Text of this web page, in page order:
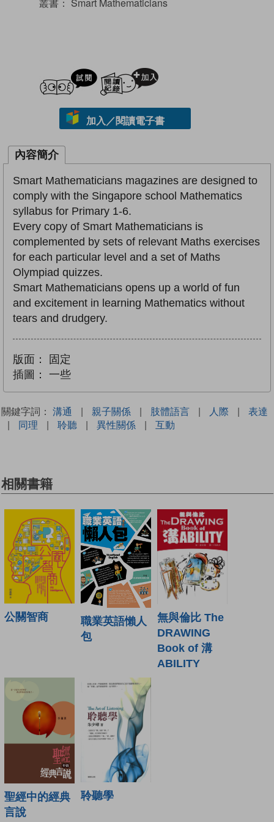
叢書： Smart Mathematicians
試閲
加入／閱讀電子書
內容簡介
Smart Mathematicians magazines are designed to
comply with the Singapore school Mathematics
syllabus for Primary 1-6.
Every copy of Smart Mathematicians is
complemented by sets of relevant Maths exercises
for each particular level and a set of Maths
Olympiad quizzes.
Smart Mathematicians opens up a world of fun
and excitement in learning Mathematics without
tears and drudgery.
版面：
固定
插圖：
一些
關鍵字詞： 溝通 | 親子關係 | 肢體語言 | 人際 |
表達
|
同理 | 聆聽 | 異性關係 | 互動
相關書籍
公關智商
職業英語懶人
包
無與倫比 The
DRAWING
Book of 溝
ABILITY
聖經中的經典
言說
聆聽學